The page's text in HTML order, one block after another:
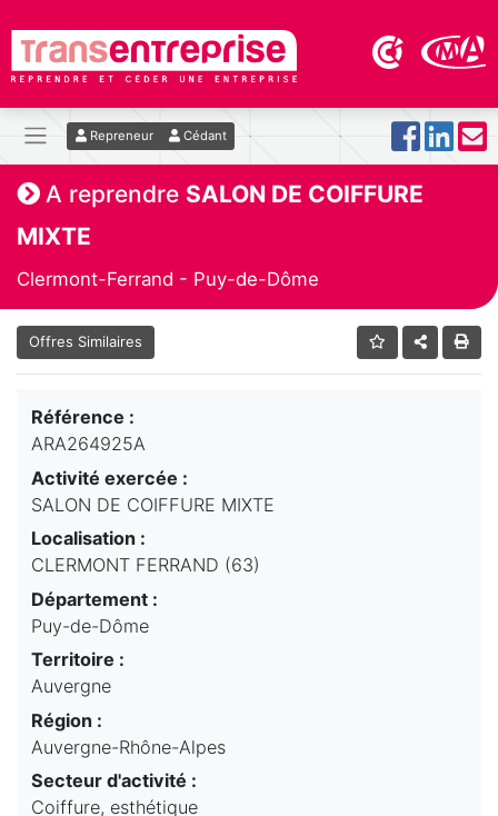
Repreneur Cédant
A reprendre SALON DE COIFFURE
MIXTE
Clermont-Ferrand - Puy-de-Dôme
Offres Similaires
Référence :
ARA264925A
Activité exercée :
SALON DE COIFFURE MIXTE
Localisation :
CLERMONT FERRAND (63)
Département :
Puy-de-Dôme
Territoire :
Auvergne
Région :
Auvergne-Rhône-Alpes
Secteur d'activité :
Coiffure, esthétique